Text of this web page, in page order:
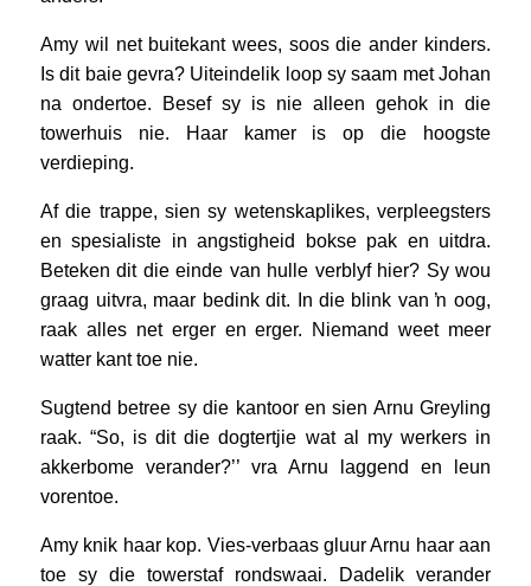
Amy wil net buitekant wees, soos die ander kinders.
Is dit baie gevra? Uiteindelik loop sy saam met Johan
na ondertoe. Besef sy is nie alleen gehok in die
towerhuis nie. Haar kamer is op die hoogste
verdieping.
Af die trappe, sien sy wetenskaplikes, verpleegsters
en spesialiste in angstigheid bokse pak en uitdra.
Beteken dit die einde van hulle verblyf hier? Sy wou
graag uitvra, maar bedink dit. In die blink van ŉ oog,
raak alles net erger en erger. Niemand weet meer
watter kant toe nie.
Sugtend betree sy die kantoor en sien Arnu Greyling
raak. “So, is dit die dogtertjie wat al my werkers in
akkerbome verander?’’ vra Arnu laggend en leun
vorentoe.
Amy knik haar kop. Vies-verbaas gluur Arnu haar aan
toe sy die towerstaf rondswaai. Dadelik verander